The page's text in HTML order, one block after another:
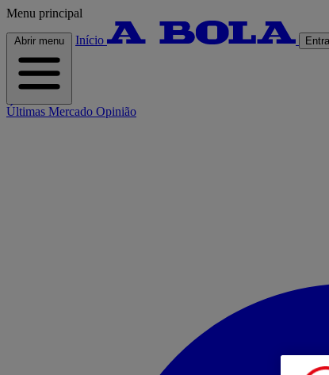
Menu principal
Abrir menu Início
Últimas Mercado Opinião